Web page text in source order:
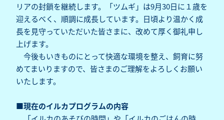
リアの封鎖を継続します。「ツムギ」は9月30日に１歳を
迎えるべく、順調に成長しています。日頃より温かく成
長を見守っていただいた皆さまに、改めて厚く御礼申し
上げます。
今後もいきものにとって快適な環境を整え、飼育に努
めてまいりますので、皆さまのご理解をよろしくお願い
いたします。
■現在のイルカプログラムの内容